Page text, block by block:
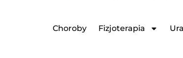
Choroby Fizjoterapia